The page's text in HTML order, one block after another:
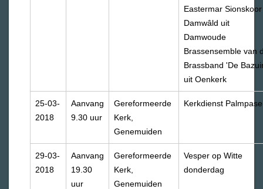
Eastermar Sionskoor
Damwâld uit
Damwoude
Brassensemble van
Brassband 'De
uit Oenkerk
25-03-
2018
Aanvang
9.30 uur
Gereformeerde
Kerk,
Genemuiden
Kerkdienst
29-03-
2018
Aanvang
19.30
uur
Gereformeerde
Kerk,
Genemuiden
Vesper op Witte
donderdag